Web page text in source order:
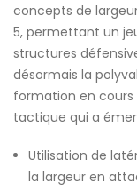
concepts de
5, permettant un
structures
désormais la
formation en
tactique qui a
Utilisation de
la largeur en